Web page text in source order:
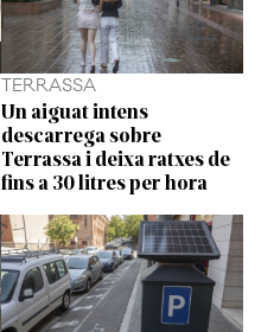
TERRASSA
Un aiguat intens
descarrega sobre
Terrassa i deixa ratxes de
fins a 30 litres per hora